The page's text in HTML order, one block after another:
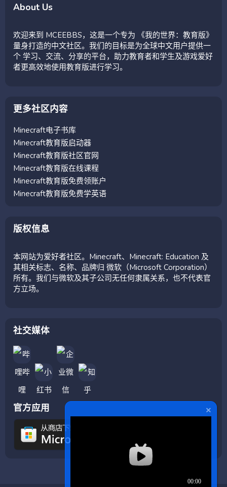
About Us
欢迎来到 MCEEBBS，这是一个专为 《我的世界：教育版》
量身打造的中文社区。我们的目标是为全球中文用户提供一
个 学习、交流、分享的平台，助力教育者和学生及游戏爱好
者更高效地使用教育版进行学习。
更多社区内容
Minecraft电子书库
Minecraft教育版启动器
Minecraft教育版社区官网
Minecraft教育版在线课程
Minecraft教育版免费领账户
Minecraft教育版免费学英语
版权信息
本网站为爱好者社区。Minecraft、Minecraft: Education 及
其相关标志、名称、品牌归 微软（Microsoft Corporation）
所有。我们与微软及其子公司无任何隶属关系，也不代表官
方立场。
社交媒体
官方应用